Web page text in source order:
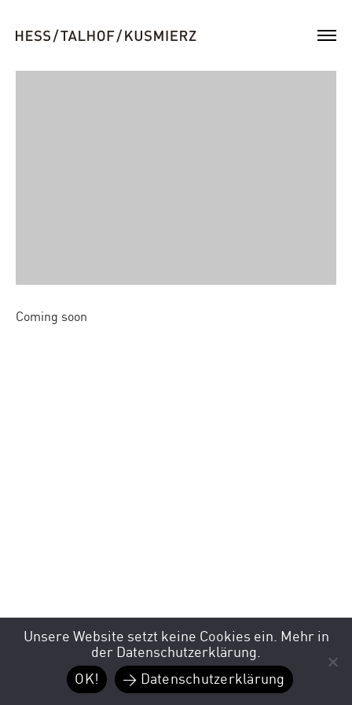
Coming soon
Unsere Website setzt keine Cookies ein. Mehr in
der Datenschutzerklärung.
OK!
> Datenschutzerklärung